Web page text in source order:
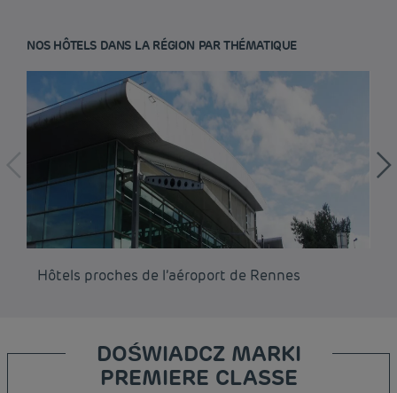
NOS HÔTELS DANS LA RÉGION PAR THÉMATIQUE
Hôtels proches de l’aéroport de Rennes
DOŚWIADCZ MARKI
PREMIERE CLASSE